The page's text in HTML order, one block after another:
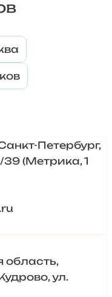
Петербург,
(Метрика, 1
область,
ул.